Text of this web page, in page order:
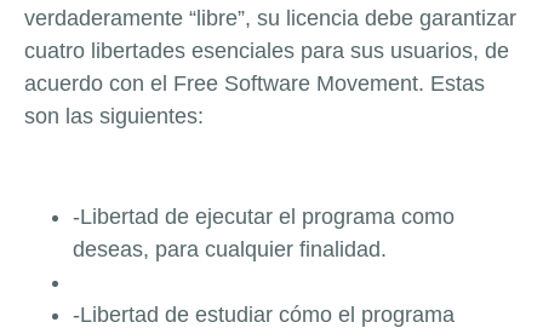
verdaderamente “libre”, su licencia debe garantizar
cuatro libertades esenciales para sus usuarios, de
acuerdo con el Free Software Movement. Estas
son las siguientes:
-Libertad de ejecutar el programa como
deseas, para cualquier finalidad.
-Libertad de estudiar cómo el programa